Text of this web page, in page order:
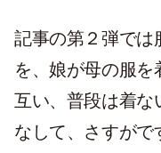
記事の第２弾では
を、娘が母の服
互い、普段は着な
なして、さすがで